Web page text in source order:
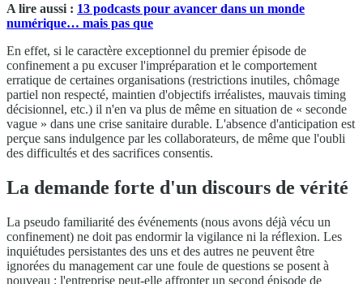
A lire aussi : 13 podcasts pour avancer dans un monde
numérique… mais pas que
En effet, si le caractère exceptionnel du premier épisode de
confinement a pu excuser l'impréparation et le comportement
erratique de certaines organisations (restrictions inutiles, chômage
partiel non respecté, maintien d'objectifs irréalistes, mauvais timing
décisionnel, etc.) il n'en va plus de même en situation de « seconde
vague » dans une crise sanitaire durable. L'absence d'anticipation est
perçue sans indulgence par les collaborateurs, de même que l'oubli
des difficultés et des sacrifices consentis.
La demande forte d'un discours de vérité
La pseudo familiarité des événements (nous avons déjà vécu un
confinement) ne doit pas endormir la vigilance ni la réflexion. Les
inquiétudes persistantes des uns et des autres ne peuvent être
ignorées du management car une foule de questions se posent à
nouveau : l'entreprise peut-elle affronter un second épisode de